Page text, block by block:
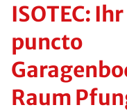
ISOTEC:
puncto
Raum